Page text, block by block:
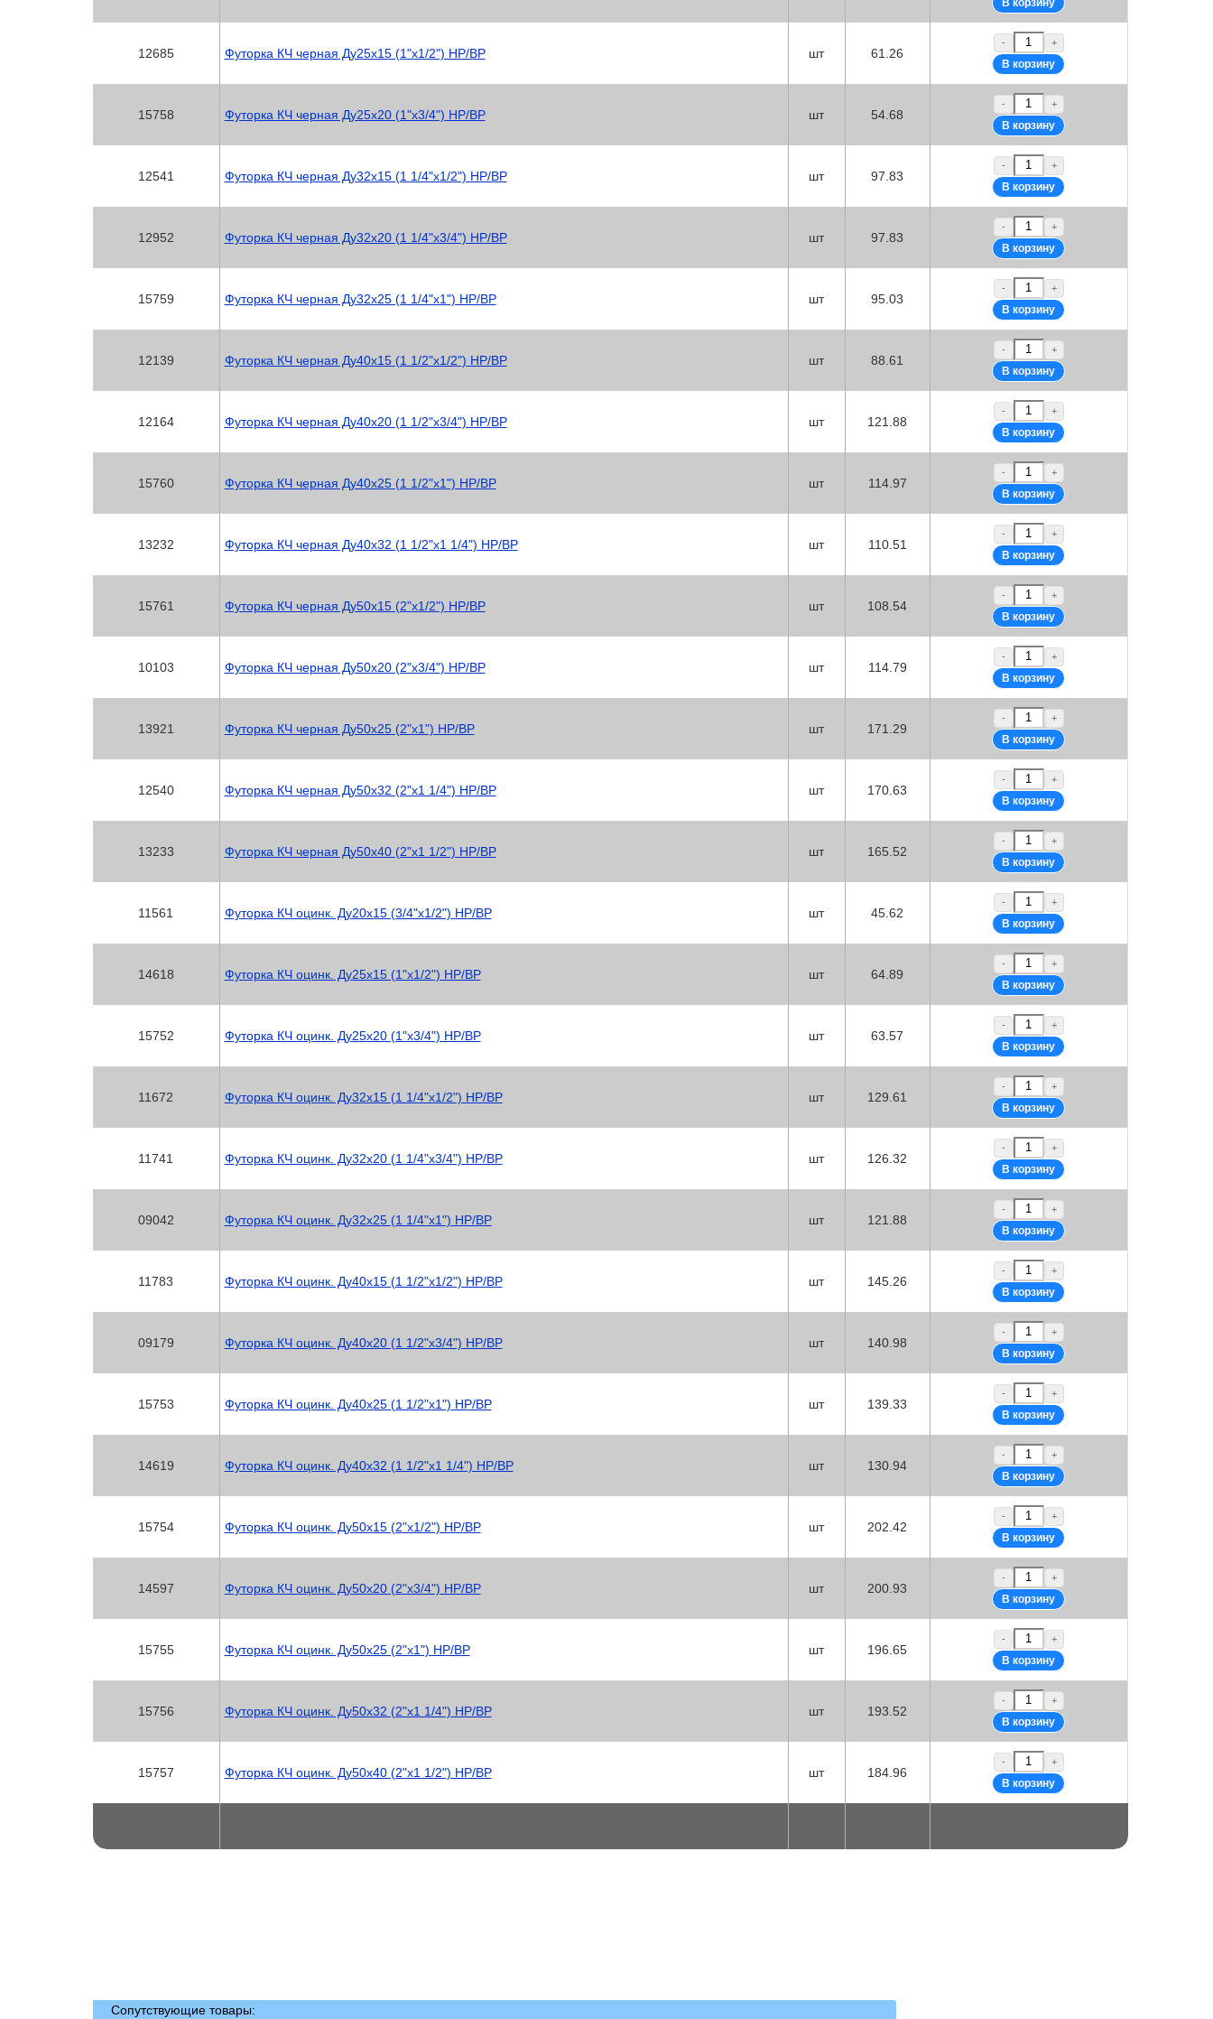
12685 Футорка КЧ черная Ду25х15 (1"х1/2") НР/ВР шт 61.26
- +
15758 Футорка КЧ черная Ду25х20 (1"х3/4") НР/ВР шт 54.68
- +
12541 Футорка КЧ черная Ду32х15 (1 1/4"х1/2") НР/ВР шт 97.83
- +
12952 Футорка КЧ черная Ду32х20 (1 1/4"х3/4") НР/ВР шт 97.83
- +
15759 Футорка КЧ черная Ду32х25 (1 1/4"х1") НР/ВР шт 95.03
- +
12139 Футорка КЧ черная Ду40х15 (1 1/2"х1/2") НР/ВР шт 88.61
- +
12164 Футорка КЧ черная Ду40х20 (1 1/2"х3/4") НР/ВР шт 121.88
- +
15760 Футорка КЧ черная Ду40х25 (1 1/2"х1") НР/ВР шт 114.97
- +
13232 Футорка КЧ черная Ду40х32 (1 1/2"х1 1/4") НР/ВР шт 110.51
- +
15761 Футорка КЧ черная Ду50х15 (2"х1/2") НР/ВР шт 108.54
- +
10103 Футорка КЧ черная Ду50х20 (2"х3/4") НР/ВР шт 114.79
- +
13921 Футорка КЧ черная Ду50х25 (2"х1") НР/ВР шт 171.29
- +
12540 Футорка КЧ черная Ду50х32 (2"х1 1/4") НР/ВР шт 170.63
- +
13233 Футорка КЧ черная Ду50х40 (2"х1 1/2") НР/ВР шт 165.52
- +
11561 Футорка КЧ оцинк. Ду20х15 (3/4"х1/2") НР/ВР шт 45.62
- +
14618 Футорка КЧ оцинк. Ду25х15 (1"х1/2") НР/ВР шт 64.89
- +
15752 Футорка КЧ оцинк. Ду25х20 (1"х3/4") НР/ВР шт 63.57
- +
11672 Футорка КЧ оцинк. Ду32х15 (1 1/4"х1/2") НР/ВР шт 129.61
- +
11741 Футорка КЧ оцинк. Ду32х20 (1 1/4"х3/4") НР/ВР шт 126.32
- +
09042 Футорка КЧ оцинк. Ду32х25 (1 1/4"х1") НР/ВР шт 121.88
- +
11783 Футорка КЧ оцинк. Ду40х15 (1 1/2"х1/2") НР/ВР шт 145.26
- +
09179 Футорка КЧ оцинк. Ду40х20 (1 1/2"х3/4") НР/ВР шт 140.98
- +
15753 Футорка КЧ оцинк. Ду40х25 (1 1/2"х1") НР/ВР шт 139.33
- +
14619 Футорка КЧ оцинк. Ду40х32 (1 1/2"х1 1/4") НР/ВР шт 130.94
- +
15754 Футорка КЧ оцинк. Ду50х15 (2"х1/2") НР/ВР шт 202.42
- +
14597 Футорка КЧ оцинк. Ду50х20 (2"х3/4") НР/ВР шт 200.93
- +
15755 Футорка КЧ оцинк. Ду50х25 (2"х1") НР/ВР шт 196.65
- +
15756 Футорка КЧ оцинк. Ду50х32 (2"х1 1/4") НР/ВР шт 193.52
- +
15757 Футорка КЧ оцинк. Ду50х40 (2"х1 1/2") НР/ВР шт 184.96
- +
Сопутствующие товары: